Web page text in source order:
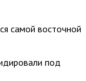
самой восточной
под